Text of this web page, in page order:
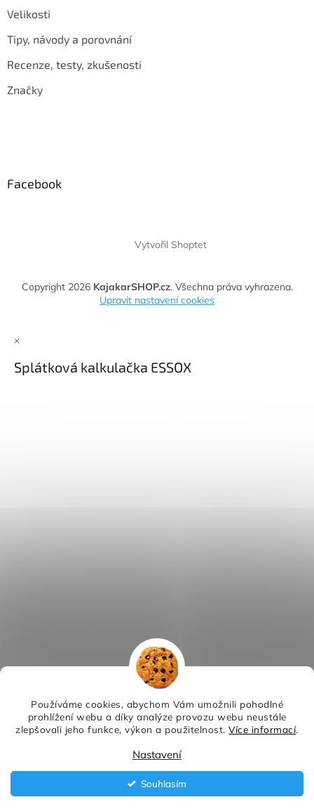
Používáme cookies, abychom Vám umožnili pohodlné
prohlížení webu a díky analýze provozu webu neustále
zlepšovali jeho funkce, výkon a použitelnost.Více informací.
Nastavení
Souhlasím
Velikosti
Tipy, návody a porovnání
Recenze, testy, zkušenosti
Značky
Facebook
Vytvořil Shoptet
Copyright 2026 KajakarSHOP.cz. Všechna práva vyhrazena.
Upravit nastavení cookies
×
Splátková kalkulačka ESSOX